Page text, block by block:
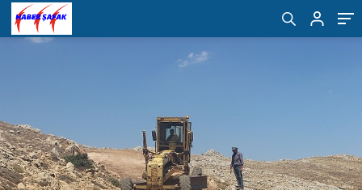
Ziyaretçiyi Ağırladı”- Haber Şafak